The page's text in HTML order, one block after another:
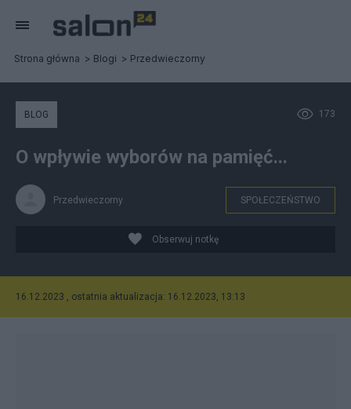
Strona główna Blogi Przedwieczorny
173
BLOG
O wpływie wyborów na pamięć...
Przedwieczorny SPOŁECZEŃSTWO
Obserwuj notkę
16.12.2023 , ostatnia aktualizacja: 16.12.2023, 13:13